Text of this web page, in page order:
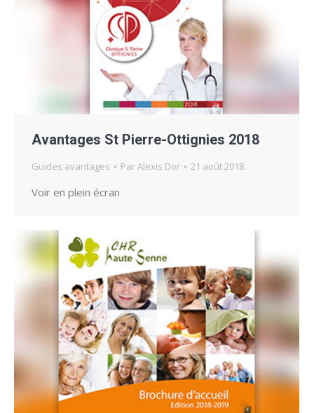
Avantages St Pierre-Ottignies 2018
Guides avantages ParAlexis Dor 21 août 2018
Voir en plein écran